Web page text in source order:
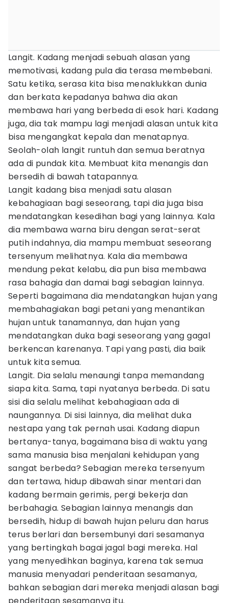
Langit. Kadang menjadi sebuah alasan yang
memotivasi, kadang pula dia terasa membebani.
Satu ketika, serasa kita bisa menaklukkan dunia
dan berkata kepadanya bahwa dia akan
membawa hari yang berbeda di esok hari. Kadang
juga, dia tak mampu lagi menjadi alasan untuk kita
bisa mengangkat kepala dan menatapnya.
Seolah-olah langit runtuh dan semua beratnya
ada di pundak kita. Membuat kita menangis dan
bersedih di bawah tatapannya.
Langit kadang bisa menjadi satu alasan
kebahagiaan bagi seseorang, tapi dia juga bisa
mendatangkan kesedihan bagi yang lainnya. Kala
dia membawa warna biru dengan serat-serat
putih indahnya, dia mampu membuat seseorang
tersenyum melihatnya. Kala dia membawa
mendung pekat kelabu, dia pun bisa membawa
rasa bahagia dan damai bagi sebagian lainnya.
Seperti bagaimana dia mendatangkan hujan yang
membahagiakan bagi petani yang menantikan
hujan untuk tanamannya, dan hujan yang
mendatangkan duka bagi seseorang yang gagal
berkencan karenanya. Tapi yang pasti, dia baik
untuk kita semua.
Langit. Dia selalu menaungi tanpa memandang
siapa kita. Sama, tapi nyatanya berbeda. Di satu
sisi dia selalu melihat kebahagiaan ada di
naungannya. Di sisi lainnya, dia melihat duka
nestapa yang tak pernah usai. Kadang diapun
bertanya-tanya, bagaimana bisa di waktu yang
sama manusia bisa menjalani kehidupan yang
sangat berbeda? Sebagian mereka tersenyum
dan tertawa, hidup dibawah sinar mentari dan
kadang bermain gerimis, pergi bekerja dan
berbahagia. Sebagian lainnya menangis dan
bersedih, hidup di bawah hujan peluru dan harus
terus berlari dan bersembunyi dari sesamanya
yang bertingkah bagai jagal bagi mereka. Hal
yang menyedihkan baginya, karena tak semua
manusia menyadari penderitaan sesamanya,
bahkan sebagian dari mereka menjadi alasan bagi